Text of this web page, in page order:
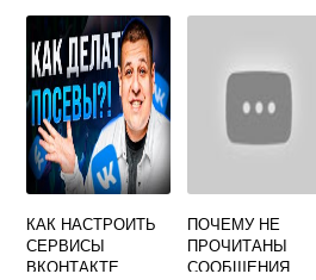
ЧАТЕ
КАК НАСТРОИТЬ
СЕРВИСЫ
ВКОНТАКТЕ
ПОЧЕМУ НЕ
ПРОЧИТАНЫ
СООБЩЕНИЯ